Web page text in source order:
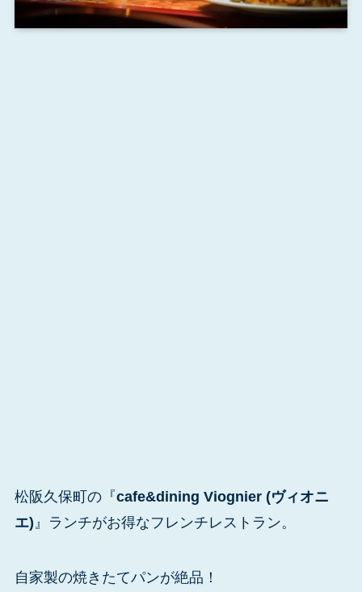
松阪久保町の『cafe&dining Viognier (ヴィオニ
エ) 』ランチがお得なフレンチレストラン。
自家製の焼きたてパンが絶品！